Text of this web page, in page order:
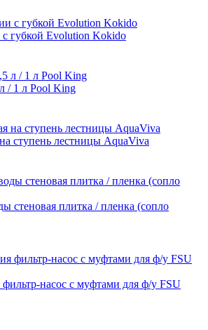
губкой Evolution Kokido
/ 1 л Pool King
ступень лестницы AquaViva
стеновая плитка / пленка (сопло
насос с муфтами для ф/у FSU